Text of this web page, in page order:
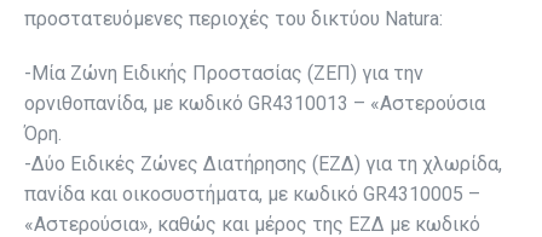
προστατευόμενες περιοχές του δικτύου Natura:
-Μία Ζώνη Ειδικής Προστασίας (ΖΕΠ) για την
ορνιθοπανίδα, με κωδικό GR4310013 – «Αστερούσια
Όρη.
-Δύο Ειδικές Ζώνες Διατήρησης (ΕΖΔ) για τη χλωρίδα,
πανίδα και οικοσυστήματα, με κωδικό GR4310005 –
«Αστερούσια», καθώς και μέρος της ΕΖΔ με κωδικό